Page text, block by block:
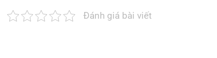
Đánh giá bài viết